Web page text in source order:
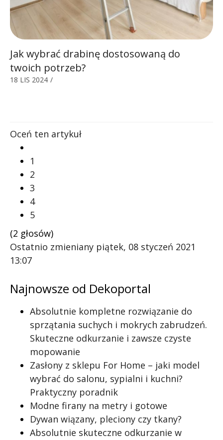
Jak wybrać drabinę dostosowaną do
twoich potrzeb?
18 LIS 2024 /
Oceń ten artykuł
1
2
3
4
5
(2 głosów)
Ostatnio zmieniany piątek, 08 styczeń 2021
13:07
Najnowsze od Dekoportal
Absolutnie kompletne rozwiązanie do
sprzątania suchych i mokrych zabrudzeń.
Skuteczne odkurzanie i zawsze czyste
mopowanie
Zasłony z sklepu For Home – jaki model
wybrać do salonu, sypialni i kuchni?
Praktyczny poradnik
Modne firany na metry i gotowe
Dywan wiązany, pleciony czy tkany?
Absolutnie skuteczne odkurzanie w